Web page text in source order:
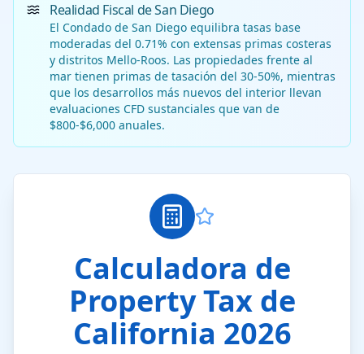
Realidad Fiscal de San Diego
El Condado de San Diego equilibra tasas base
moderadas del 0.71% con extensas primas costeras
y distritos Mello-Roos. Las propiedades frente al
mar tienen primas de tasación del 30-50%, mientras
que los desarrollos más nuevos del interior llevan
evaluaciones CFD sustanciales que van de
$800-$6,000 anuales.
Calculadora de
Property Tax de
California 2026